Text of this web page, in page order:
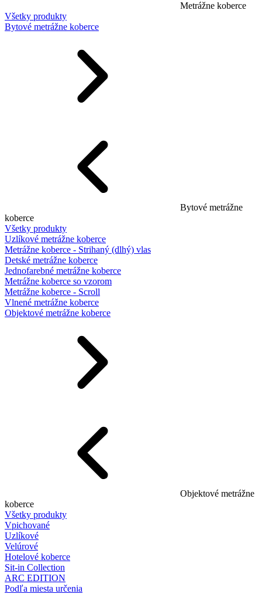
Metrážne koberce
Všetky produkty
Bytové metrážne koberce
Bytové metrážne
koberce
Všetky produkty
Uzlíkové metrážne koberce
Metrážne koberce - Strihaný (dlhý) vlas
Detské metrážne koberce
Jednofarebné metrážne koberce
Metrážne koberce so vzorom
Metrážne koberce - Scroll
Vlnené metrážne koberce
Objektové metrážne koberce
Objektové metrážne
koberce
Všetky produkty
Vpichované
Uzlíkové
Velúrové
Hotelové koberce
Sit-in Collection
ARC EDITION
Podľa miesta určenia